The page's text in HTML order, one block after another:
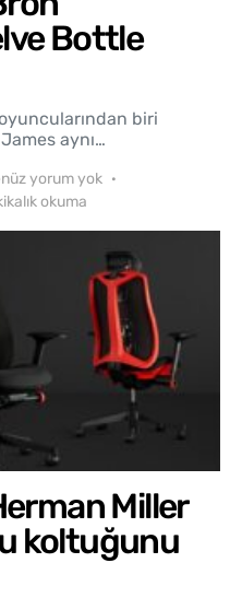
Bottle
biri
aynı…
yorum yok
okuma
Miller
koltuğunu